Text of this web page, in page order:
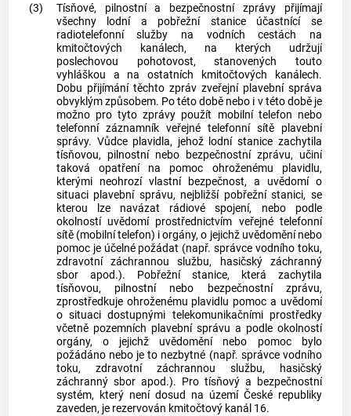
(3)
Tísňové, pilnostní a bezpečnostní zprávy přijímají
všechny lodní a pobřežní staniceúčastnící se
radiotelefonní služby na vodních cestách na
kmitočtových kanálech, na kterých udržují
poslechovou pohotovost, stanovených touto
vyhláškou a na ostatních kmitočtových kanálech.
Dobu přijímání těchto zpráv zveřejní plavební správa
obvyklým způsobem. Po této době nebo i v této době je
možno pro tyto zprávy použít mobilní telefon nebo
telefonní záznamník veřejné telefonní sítě plavební
správy. Vůdce plavidla, jehož lodní stanice zachytila
tísňovou, pilnostní nebo bezpečnostní zprávu, učiní
taková opatření na pomoc ohroženému plavidlu,
kterými neohrozí vlastní bezpečnost, a uvědomí o
situaci plavební správu, nejbližší pobřežní stanici, se
kterou lze navázat rádiové spojení, nebo podle
okolností uvědomí prostřednictvím veřejné telefonní
sítě (mobilní telefon) i orgány, o jejichž uvědomění nebo
pomoc je účelné požádat (např. správce vodního toku,
zdravotní záchrannou službu, hasičský záchranný
sbor apod.). Pobřežní stanice, která zachytila
tísňovou, pilnostní nebo bezpečnostní zprávu,
zprostředkuje ohroženému plavidlu pomoc a uvědomí
o situaci dostupnými telekomunikačními prostředky
včetně pozemních plavební správu a podle okolností
orgány, o jejichž uvědomění nebo pomoc bylo
požádáno nebo je to nezbytné (např. správce vodního
toku, zdravotní záchrannou službu, hasičský
záchranný sbor apod.). Pro tísňový a bezpečnostní
systém, který není dosud na území České republiky
zaveden, je rezervován kmitočtový kanál 16.